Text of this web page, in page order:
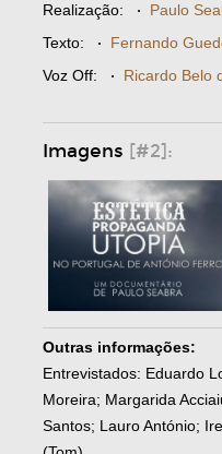
Realização: · Paulo
Texto: · Fernando
Voz Off: · Ricardo Belo
Imagens [#2]:
Outras informações:
Entrevistados: Eduardo
Moreira; Margarida
Santos; Lauro António;